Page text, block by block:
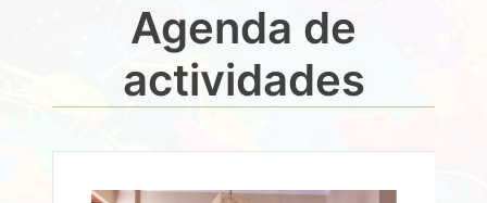
Agenda de
actividades